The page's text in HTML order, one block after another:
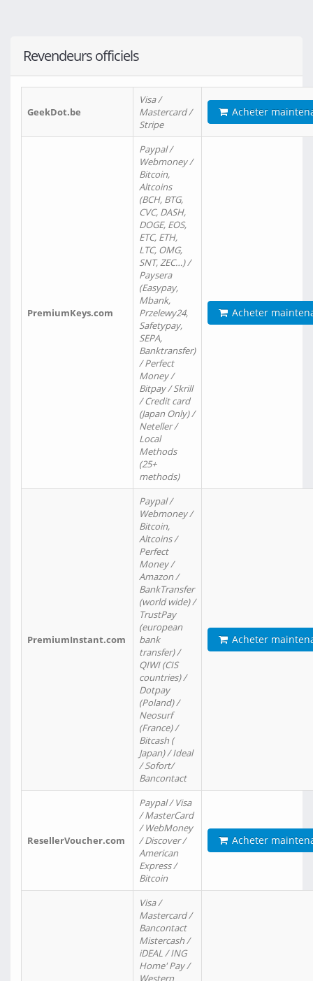
Revendeurs officiels
GeekDot.be
Visa /
Mastercard /
Stripe
Acheter
PremiumKeys.com
Paypal /
Webmoney /
Bitcoin,
Altcoins
(BCH, BTG,
CVC, DASH,
DOGE, EOS,
ETC, ETH,
LTC, OMG,
SNT, ZEC…) /
Paysera
(Easypay,
Mbank,
Przelewy24,
Safetypay,
SEPA,
Banktransfer)
/ Perfect
Money /
Bitpay / Skrill
/ Credit card
(Japan Only) /
Neteller /
Local
Methods
(25+
methods)
Acheter
PremiumInstant.com
Paypal /
Webmoney /
Bitcoin,
Altcoins /
Perfect
Money /
Amazon /
BankTransfer
(world wide) /
TrustPay
(european
bank
transfer) /
QIWI (CIS
countries) /
Dotpay
(Poland) /
Neosurf
(France) /
Bitcash (
Japan) / Ideal
/ Sofort/
Bancontact
Acheter
ResellerVoucher.com
Paypal / Visa
/ MasterCard
/ WebMoney
/ Discover /
American
Express /
Bitcoin
Acheter
Visa /
Mastercard /
Bancontact
Mistercash /
iDEAL / ING
Home' Pay /
Western